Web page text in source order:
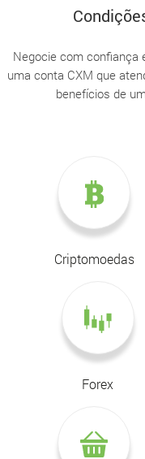
Negocie com confiança
uma conta CXM que
benefícios de
Criptomoedas
Forex